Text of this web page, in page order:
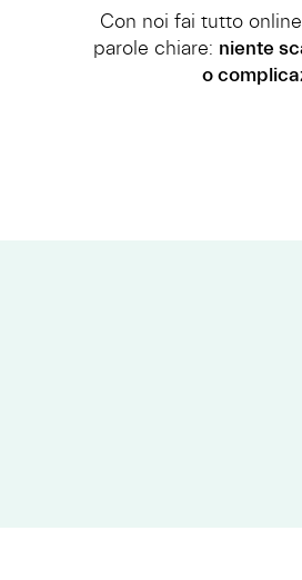
Con noi fai tutto
parole chiare: niente
o